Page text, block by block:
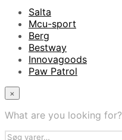
Salta
Mcu-sport
Berg
Bestway
Innovagoods
Paw Patrol
×
What are you looking for?